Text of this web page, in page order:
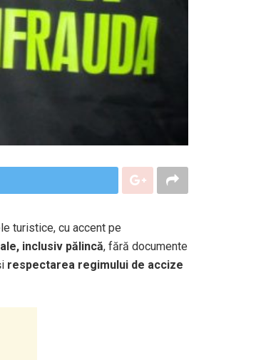
turistice, cu accent pe
inclusiv pălincă, fără documente
respectarea regimului de accize